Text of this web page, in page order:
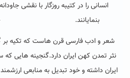
انسانی را در کتیبه روزگار با نقشی
بنمایانند. « مقام
شعر و ادب فارسی قرن هاست که تکیه بر
نثر تمدن کهن ایران دارد.گنجینه هایی
ایران داشته و خود تبدیل به منابعی